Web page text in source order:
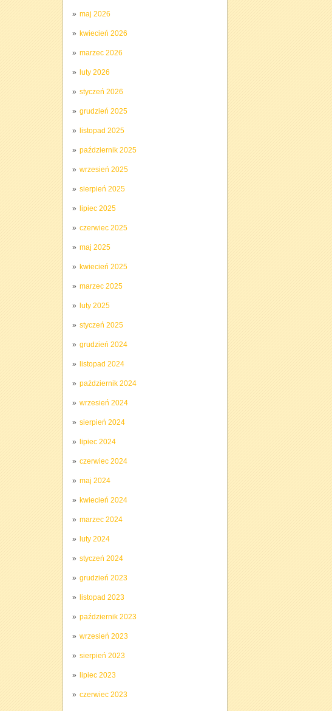
maj 2026
kwiecień 2026
marzec 2026
luty 2026
styczeń 2026
grudzień 2025
listopad 2025
październik 2025
wrzesień 2025
sierpień 2025
lipiec 2025
czerwiec 2025
maj 2025
kwiecień 2025
marzec 2025
luty 2025
styczeń 2025
grudzień 2024
listopad 2024
październik 2024
wrzesień 2024
sierpień 2024
lipiec 2024
czerwiec 2024
maj 2024
kwiecień 2024
marzec 2024
luty 2024
styczeń 2024
grudzień 2023
listopad 2023
październik 2023
wrzesień 2023
sierpień 2023
lipiec 2023
czerwiec 2023